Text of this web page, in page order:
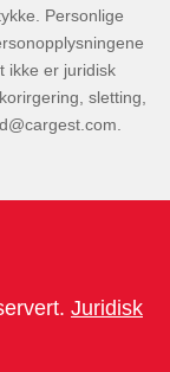
Personlige
ikke er juridisk
sletting,
Juridisk